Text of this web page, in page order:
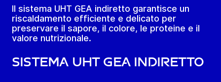
Il sistema UHT GEA indiretto garantisce un
riscaldamento efficiente e delicato per
preservare il sapore, il colore, le proteine e il
valore nutrizionale.
Sistema UHT GEA indiretto